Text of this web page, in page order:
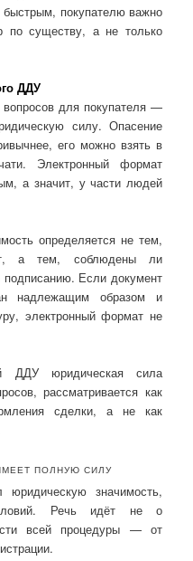
покупателю важно
по существу, а не только
ДДУ
для покупателя —
силу. Опасение
его можно взять в
Электронный формат
а значит, у части людей
определяется не тем,
а тем, соблюдены ли
Если документ
надлежащим образом и
электронный формат не
ДДУ юридическая сила
рассматривается как
сделки, а не как
ПОЛНУЮ СИЛУ
значимость,
Речь идёт не о
всей процедуры — от